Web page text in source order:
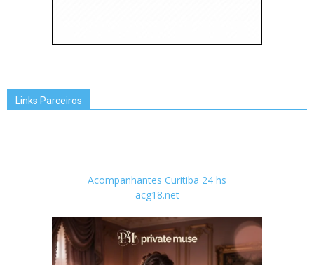
Links Parceiros
Acompanhantes Curitiba 24 hs
acg18.net